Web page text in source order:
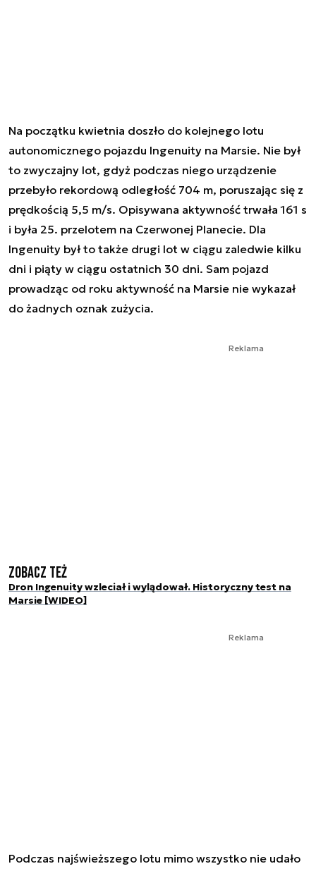
Na początku kwietnia doszło do kolejnego lotu
autonomicznego pojazdu Ingenuity na Marsie. Nie był
to zwyczajny lot, gdyż podczas niego urządzenie
przebyło rekordową odległość 704 m, poruszając się z
prędkością 5,5 m/s. Opisywana aktywność trwała 161 s
i była 25. przelotem na Czerwonej Planecie. Dla
Ingenuity był to także drugi lot w ciągu zaledwie kilku
dni i piąty w ciągu ostatnich 30 dni. Sam pojazd
prowadząc od roku aktywność na Marsie nie wykazał
do żadnych oznak zużycia.
Reklama
Zobacz też
Dron Ingenuity wzleciał i wylądował. Historyczny test na
Marsie [WIDEO]
Reklama
Podczas najświeższego lotu mimo wszystko nie udało